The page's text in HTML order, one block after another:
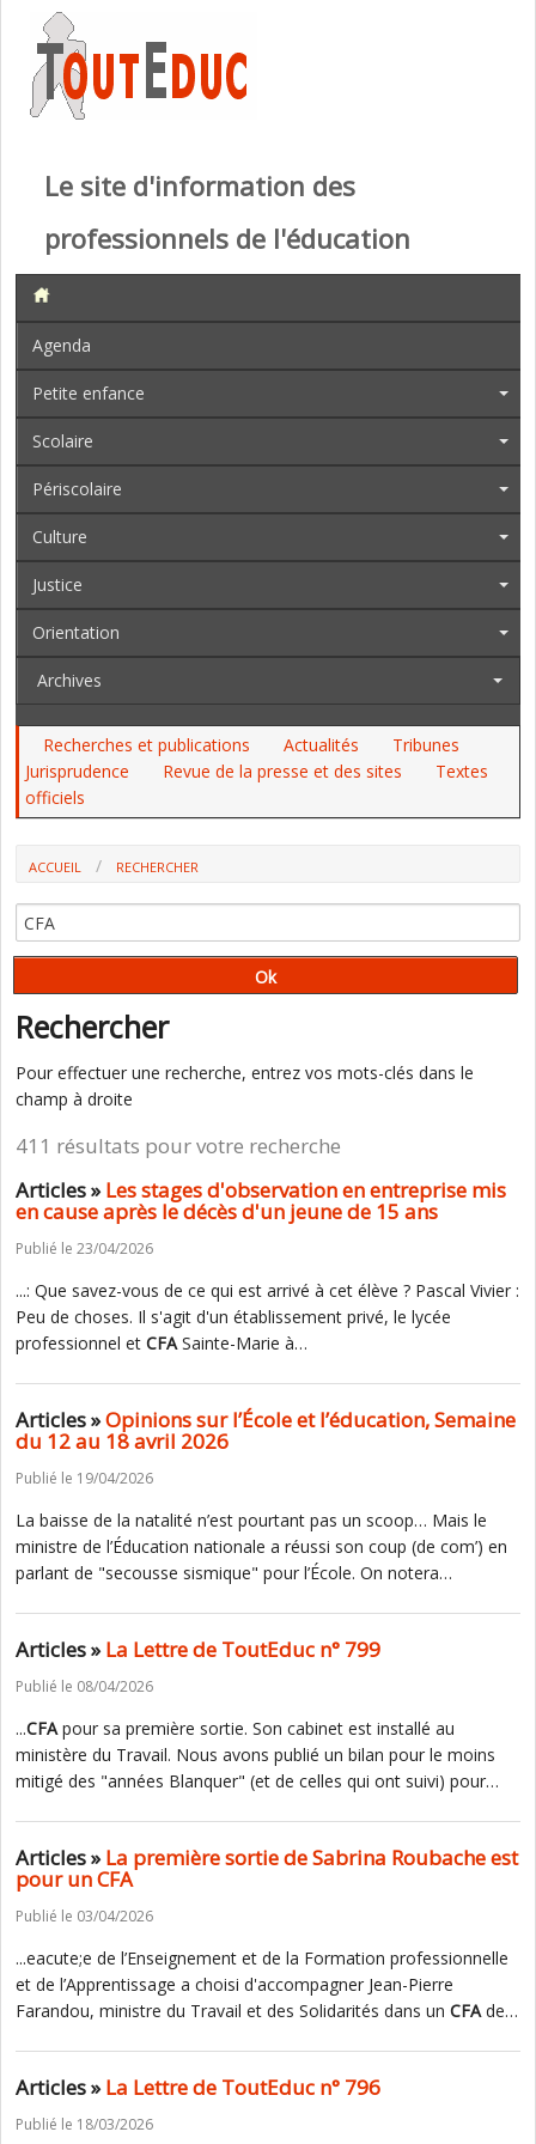
Le site d'information des
professionnels de l'éducation
Agenda
Petite enfance
Scolaire
Périscolaire
Culture
Justice
Orientation
Archives
Recherches et publications Actualités
Tribunes
Jurisprudence
Revue de la presse et des sites
Textes
officiels
ACCUEIL RECHERCHER
Rechercher
Pour effectuer une recherche, entrez vos mots-clés dans le
champ à droite
411 résultats pour votre recherche
Articles »Les stages d'observation en entreprise mis
en cause après le décès d'un jeune de 15 ans
Publié le 23/04/2026
...: Que savez-vous de ce qui est arrivé à cet élève ? Pascal Vivier :
Peu de choses. Il s'agit d'un établissement privé, le lycée
professionnel et CFASainte-Marie à…
Articles »Opinions sur l’École et l’éducation, Semaine
du 12 au 18 avril 2026
Publié le 19/04/2026
La baisse de la natalité n’est pourtant pas un scoop… Mais le
ministre de l’Éducation nationale a réussi son coup (de com’) en
parlant de "secousse sismique" pour l’École. On notera…
Articles »La Lettre de ToutEduc n° 799
Publié le 08/04/2026
...CFApour sa première sortie. Son cabinet est installé au
ministère du Travail. Nous avons publié un bilan pour le moins
mitigé des "années Blanquer" (et de celles qui ont suivi) pour…
Articles »La première sortie de Sabrina Roubache est
pour un CFA
Publié le 03/04/2026
...eacute;e de l’Enseignement et de la Formation professionnelle
et de l’Apprentissage a choisi d'accompagner Jean-Pierre
Farandou, ministre du Travail et des Solidarités dans un CFAde…
Articles »La Lettre de ToutEduc n° 796
Publié le 18/03/2026